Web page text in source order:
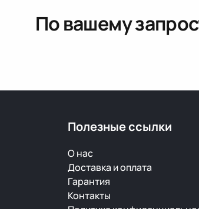
По вашему
Полезные ссылки
О нас
Доставка и оплата
Гарантия
Контакты